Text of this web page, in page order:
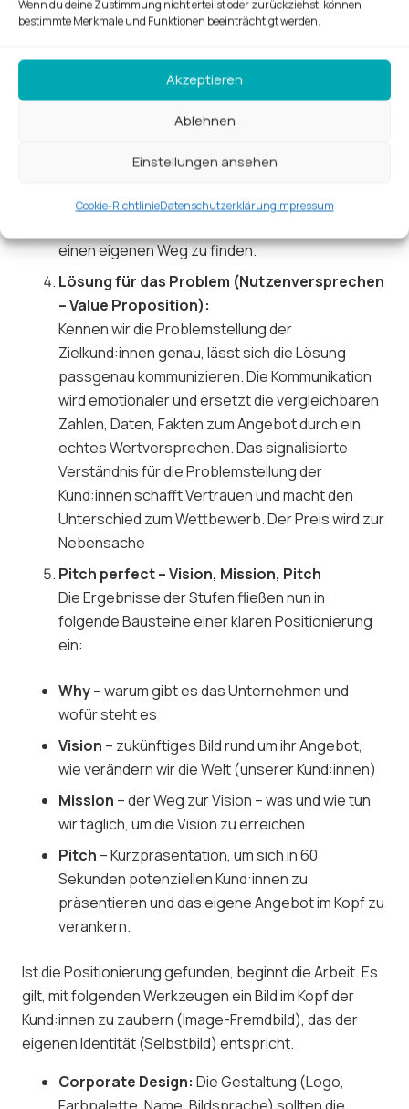
Wenn du deine Zustimmung nicht erteilst oder zurückziehst, können
bestimmte Merkmale und Funktionen beeinträchtigt werden.
Akzeptieren
Ablehnen
Einstellungen ansehen
Cookie-RichtlinieDatenschutzerklärungImpressum
Definieren Sie Ihre Zielgruppe genau. Wer sind
und wie können Sie diese lösen? Es geht um das
Verständnis der Bedürfnisse und Wünsche der
Zielkund:innen – nicht nur in Bezug auf ihr
Angebot. Gleichzeitig ist die Frage, wie das
Problem aktuell oder alternativ gelöst wird und
Schwächen des Wettbewerbers lohnt sich.
einen eigenen Weg zu finden.
Lösung für das Problem (Nutzenversprechen
– Value Proposition):
Kennen wir die Problemstellung der
Zielkund:innen genau, lässt sich die Lösung
passgenau kommunizieren. Die Kommunikation
wird emotionaler und ersetzt die vergleichbaren
Zahlen, Daten, Fakten zum Angebot durch ein
echtes Wertversprechen. Das signalisierte
Verständnis für die Problemstellung der
Kund:innen schafft Vertrauen und macht den
Unterschied zum Wettbewerb. Der Preis wird zur
Nebensache
Pitch perfect – Vision, Mission, Pitch
Die Ergebnisse der Stufen fließen nun in
folgende Bausteine einer klaren Positionierung
ein:
Why– warum gibt es das Unternehmen und
wofür steht es
Vision – zukünftiges Bild rund um ihr Angebot,
wie verändern wir die Welt (unserer Kund:innen)
Mission – der Weg zur Vision – was und wie tun
wir täglich, um die Vision zu erreichen
Pitch – Kurzpräsentation, um sich in 60
Sekunden potenziellen Kund:innen zu
präsentieren und das eigene Angebot im Kopf zu
verankern.
Ist die Positionierung gefunden, beginnt die Arbeit. Es
gilt, mit folgenden Werkzeugen ein Bild im Kopf der
Kund:innen zu zaubern (Image-Fremdbild), das der
eigenen Identität (Selbstbild) entspricht.
Corporate Design: Die Gestaltung (Logo,